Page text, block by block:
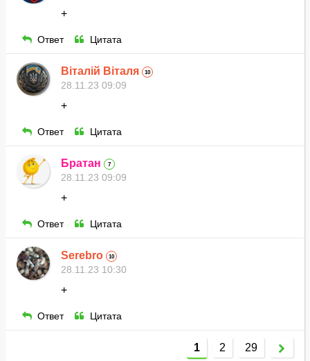
+
Ответ Цитата
Віталій Віталя 10
28.11.23 09:09
+
Ответ Цитата
Братан 7
28.11.23 09:09
+
Ответ Цитата
Serebro 10
28.11.23 10:30
+
Ответ Цитата
1 2 29